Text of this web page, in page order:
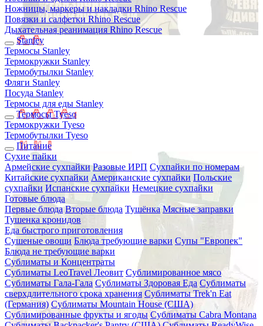
Ножницы, маркеры и накладки Rhino Rescue
Повязки и салфетки Rhino Rescue
Дыхательная реанимация Rhino Rescue
Stanley
Термосы Stanley
Термокружки Stanley
Термобутылки Stanley
Фляги Stanley
Посуда Stanley
Термосы для еды Stanley
Термосы Tyeso
Термокружки Tyeso
Термобутылки Tyeso
Питание
Сухие пайки
Армейские сухпайки Разовые ИРП Сухпайки по номерам
Китайские сухпайки Американские сухпайки Польские
сухпайки Испанские сухпайки Немецкие сухпайки
Готовые блюда
Первые блюда Вторые блюда Тушёнка Мясные заправки
Тушенка кронидов
Еда быстрого приготовления
Сушеные овощи Блюда требующие варки Супы "Европек"
Блюда не требующие варки
Сублиматы и Концентраты
Сублиматы LeoTravel Леовит Сублимированное мясо
Сублиматы Гала-Гала Сублиматы Здоровая Еда Сублиматы
сверхдлительного срока хранения Сублиматы Trek'n Eat
(Германия) Сублиматы Mountain House (США)
Сублимированные фрукты и ягоды Сублиматы Cabra Montana